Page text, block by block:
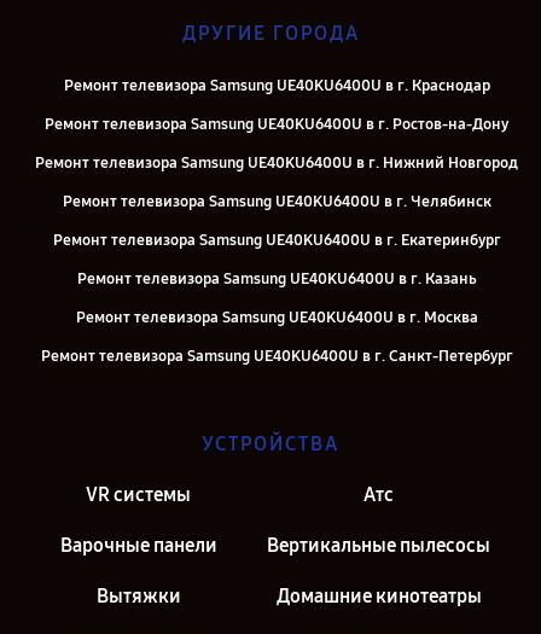
ДРУГИЕ ГОРОДА
Ремонт телевизора Samsung UE40KU6400U в г. Краснодар
Ремонт телевизора Samsung UE40KU6400U в г. Ростов-на-Дону
Ремонт телевизора Samsung UE40KU6400U в г. Нижний Новгород
Ремонт телевизора Samsung UE40KU6400U в г. Челябинск
Ремонт телевизора Samsung UE40KU6400U в г. Екатеринбург
Ремонт телевизора Samsung UE40KU6400U в г. Казань
Ремонт телевизора Samsung UE40KU6400U в г. Москва
Ремонт телевизора Samsung UE40KU6400U в г. Санкт-Петербург
УСТРОЙСТВА
VR системы Атс
Варочные панели Вертикальные пылесосы
Вытяжки Домашние кинотеатры